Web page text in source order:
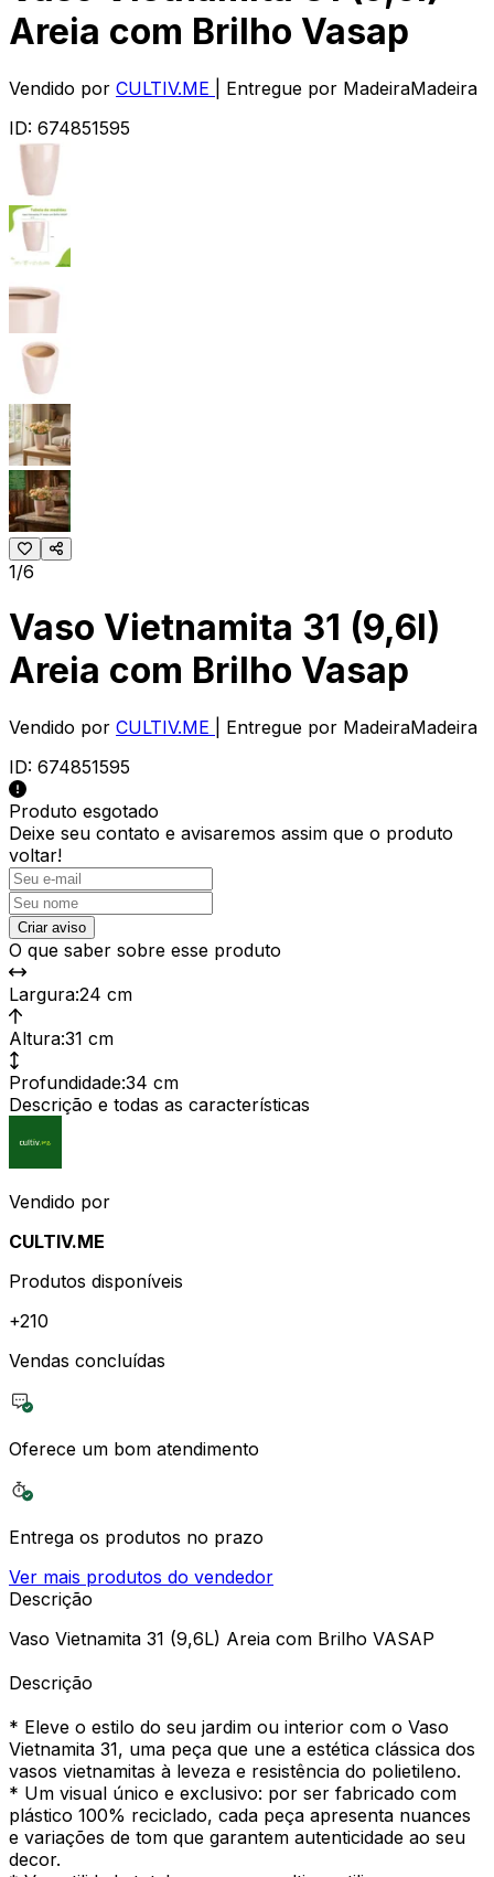
Areia com Brilho Vasap
Vendido por CULTIV.ME | Entregue por MadeiraMadeira
ID: 674851595
1/6
Vaso Vietnamita 31 (9,6l)
Areia com Brilho Vasap
Vendido por CULTIV.ME | Entregue por MadeiraMadeira
ID: 674851595
Produto esgotado
Deixe seu contato e avisaremos assim que o produto
voltar!
Criar aviso
O que saber sobre esse produto
Largura:24 cm
Altura:31 cm
Profundidade:34 cm
Descrição e todas as características
Vendido por
CULTIV.ME
Produtos disponíveis
+210
Vendas concluídas
Oferece um bom atendimento
Entrega os produtos no prazo
Ver mais produtos do vendedor
Descrição
Vaso Vietnamita 31 (9,6L) Areia com Brilho VASAP
Descrição
* Eleve o estilo do seu jardim ou interior com o Vaso
Vietnamita 31, uma peça que une a estética clássica dos
vasos vietnamitas à leveza e resistência do polietileno.
* Um visual único e exclusivo: por ser fabricado com
plástico 100% reciclado, cada peça apresenta nuances
e variações de tom que garantem autenticidade ao seu
decor.